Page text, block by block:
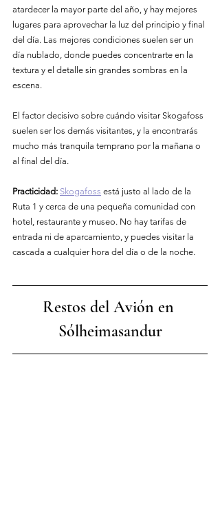
atardecer la mayor parte del año, y hay mejores
lugares para aprovechar la luz del principio y final
del día. Las mejores condiciones suelen ser un
día nublado, donde puedes concentrarte en la
textura y el detalle sin grandes sombras en la
escena.
El factor decisivo sobre cuándo visitar Skogafoss
suelen ser los demás visitantes, y la encontrarás
mucho más tranquila temprano por la mañana o
al final del día.
Practicidad: Skogafoss está justo al lado de la
Ruta 1 y cerca de una pequeña comunidad con
hotel, restaurante y museo. No hay tarifas de
entrada ni de aparcamiento, y puedes visitar la
cascada a cualquier hora del día o de la noche.
Restos del Avión en
Sólheimasandur